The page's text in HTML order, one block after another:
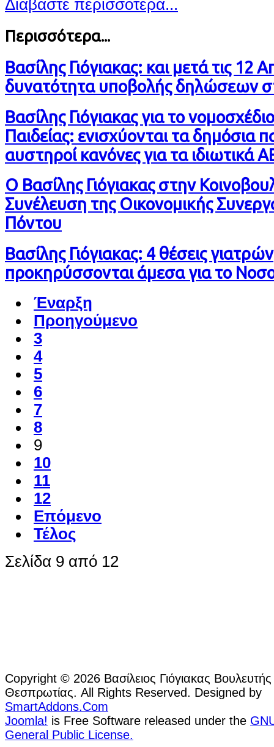
Διαβάστε περισσότερα...
Περισσότερα...
Βασίλης Γιόγιακας: και μετά τις 12
δυνατότητα υποβολής δηλώσεων
Βασίλης Γιόγιακας για το
Παιδείας: ενισχύονται τα δημόσια
αυστηροί κανόνες για τα ιδιωτικά
Ο Βασίλης Γιόγιακας στην
Συνέλευση της Οικονομικής
Πόντου
Βασίλης Γιόγιακας: 4 θέσεις γιατρών
προκηρύσσονται άμεσα για το
Έναρξη
Προηγούμενο
3
4
5
6
7
8
9
10
11
12
Επόμενο
Τέλος
Σελίδα 9 από 12
Copyright © 2026 Βασίλειος Γιόγιακας
Θεσπρωτίας. All Rights Reserved. Designed by
SmartAddons.Com
Joomla! is Free Software released under the
General Public License.